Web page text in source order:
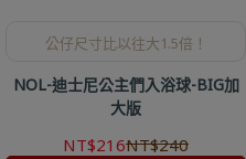
公仔尺寸比以往大1.5倍！
NOL-迪士尼公主們入浴球-BIG加
大版
NT$216NT$240